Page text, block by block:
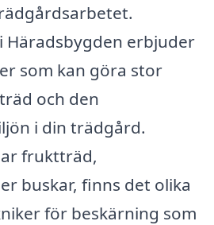
Häradsbygden erbjuder
som kan göra stor
och den
i din trädgård.
fruktträd,
buskar, finns det olika
för beskärning som